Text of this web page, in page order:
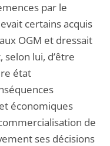
par le
certains acquis
OGM et dressait
lui, d’être
état
économiques
de
ses décisions